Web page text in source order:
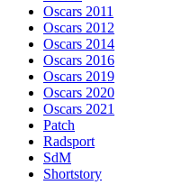
Oscars 2011
Oscars 2012
Oscars 2014
Oscars 2016
Oscars 2019
Oscars 2020
Oscars 2021
Patch
Radsport
SdM
Shortstory